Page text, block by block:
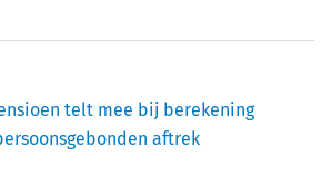
telt mee bij berekening
aftrek